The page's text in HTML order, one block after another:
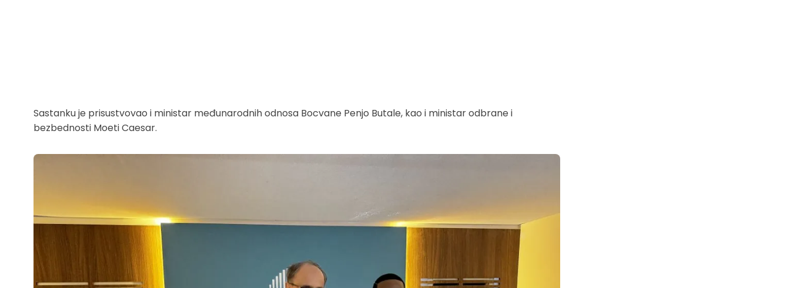
Sastanku je prisustvovao i ministar međunarodnih odnosa Bocvane Penjo Butale, kao i ministar odbrane i
bezbednosti Moeti Caesar.